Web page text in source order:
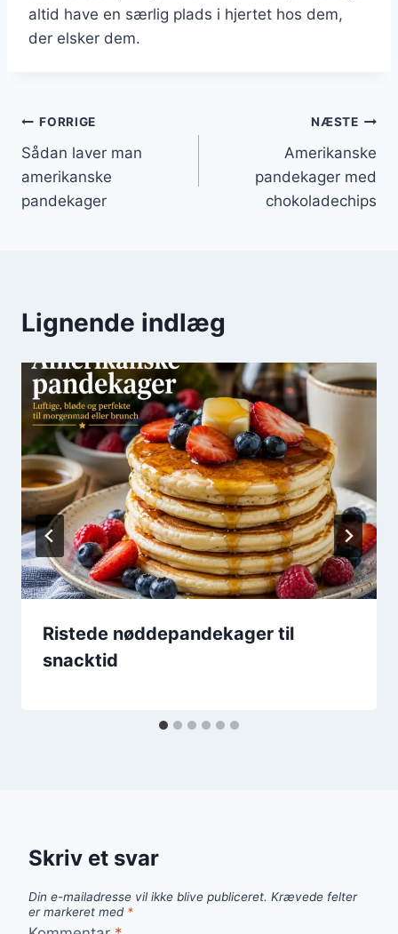
altid have en særlig plads i hjertet hos dem,
der elsker dem.
Indlægsnavigation
FORRIGE
Sådan laver man
amerikanske
pandekager
NÆSTE
Amerikanske
pandekager med
chokoladechips
Lignende indlæg
Ristede nøddepandekager til
snacktid
Skriv et svar
Din e-mailadresse vil ikke blive publiceret. Krævede felter
er markeret med *